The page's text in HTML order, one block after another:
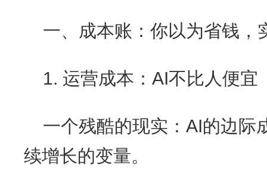
一、成本账：你以为省钱，
1. 运营成本：AI不比人便宜
一个残酷的现实：AI的边际
续增长的变量。